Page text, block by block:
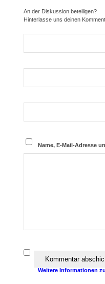
An der Diskussion beteiligen?
Hinterlasse uns deinen
Name, E-Mail-Adresse
Ich erkläre
das Programm Akismet
Weitere Informationen